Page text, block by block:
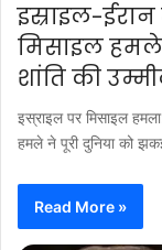
इस्राइल-
मिसाइल
शांति की
इस्राइल पर मिसाइल
हमले ने पूरी दुनिया को
Read More »